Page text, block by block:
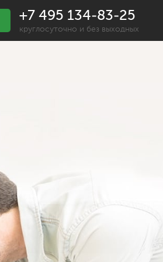
+7 495 134-83-25
круглосуточно и без выходных